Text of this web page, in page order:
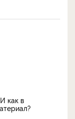
как в